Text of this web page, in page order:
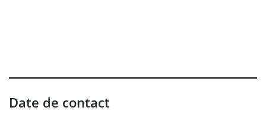
Date de contact